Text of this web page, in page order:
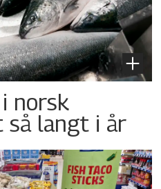
norsk
så langt i år